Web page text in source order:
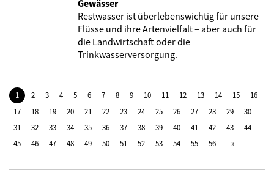
Gewässer
Restwasser ist überlebenswichtig für unsere
Flüsse und ihre Artenvielfalt – aber auch für
die Landwirtschaft oder die
Trinkwasserversorgung.
1 2 3 4 5 6 7 8 9 10 11 12 13 14 15
16
17
18 19 20 21 22 23 24 25 26 27 28 29
30
31
32 33 34 35 36 37 38 39 40 41 42 43
44
45
46 47 48 49 50 51 52 53 54 55 56